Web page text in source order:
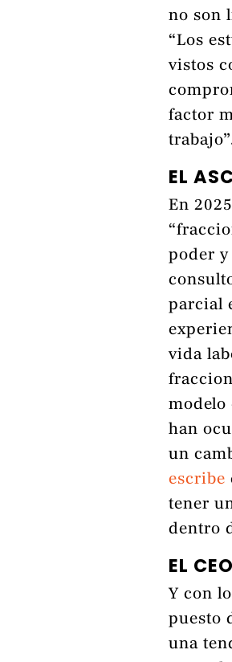
no son
“Los
vistos
factor
EL
En
poder y
parcial
vida
modelo
han
un
escribe
tener
dentro
EL
Y con
puesto
una